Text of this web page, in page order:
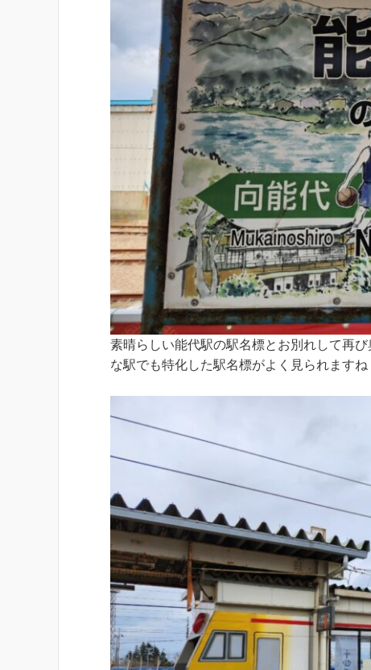
素晴らしい能代駅の駅名標とお別れして再
な駅でも特化した駅名標がよく見られますね